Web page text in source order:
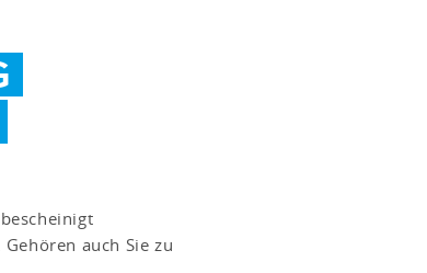
auch Sie zu